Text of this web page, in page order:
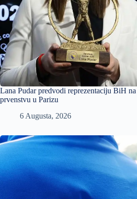
Lana Pudar predvodi reprezentaciju BiH
prvenstvu u Parizu
6 Augusta, 2026